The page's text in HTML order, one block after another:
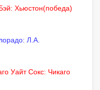
Хьюстон(победа)
Л.А.
Уайт Сокс: Чикаго